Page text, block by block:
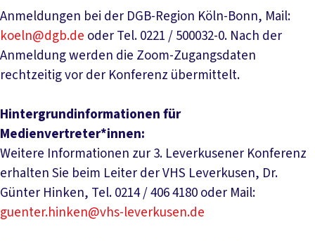
Anmeldungen bei der DGB-Region Köln-Bonn, Mail:
koeln@dgb.de oder Tel. 0221 / 500032-0. Nach der
Anmeldung werden die Zoom-Zugangsdaten
rechtzeitig vor der Konferenz übermittelt.
Hintergrundinformationen für
Medienvertreter*innen:
Weitere Informationen zur 3. Leverkusener Konferenz
erhalten Sie beim Leiter der VHS Leverkusen, Dr.
Günter Hinken, Tel. 0214 / 406 4180 oder Mail:
guenter.hinken@vhs-leverkusen.de